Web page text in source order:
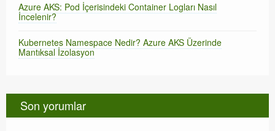
Azure AKS: Pod İçerisindeki Container Logları Nasıl
İncelenir?
Kubernetes Namespace Nedir? Azure AKS Üzerinde
Mantıksal İzolasyon
Son yorumlar